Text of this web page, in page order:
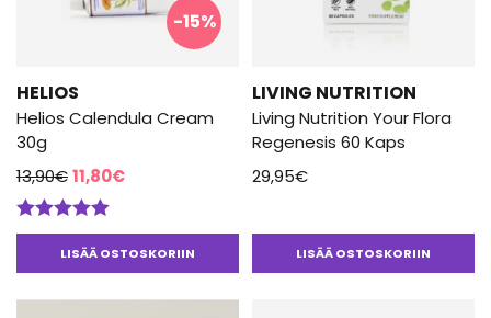
-15%
HELIOS
Helios Calendula Cream
30g
13,90€Alkuperäinen
hinta
oli:
13,90€.
11,80€Nykyinen
on:
11,80€.
Arvostelu
tuotteesta:LISÄÄ OSTOSKORIIN
LIVING NUTRITION
Living Nutrition Your Flora
Regenesis 60 Kaps
29,95€
LISÄÄ OSTOSKORIIN